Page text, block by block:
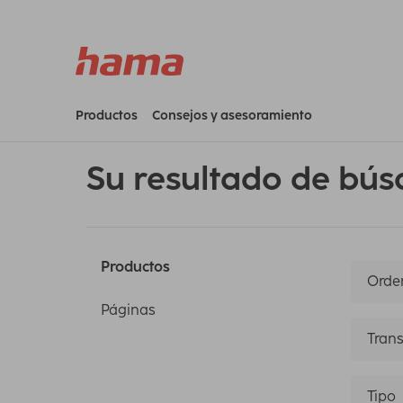
Productos Consejos y asesoramiento
Su resultado de
Productos
Páginas
Tipo